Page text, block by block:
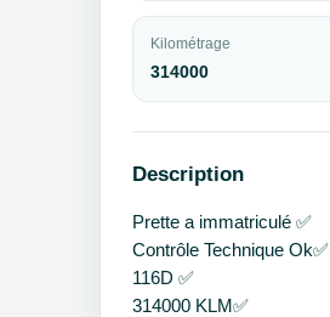
Kilométrage
314000
Description
Prette a immatriculé ✅
Contrôle Technique Ok✅
116D ✅
314000 KLM✅